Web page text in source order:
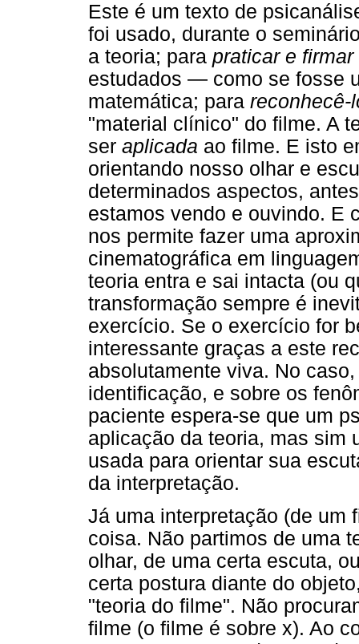
Este é um texto de
foi usado, durante o
a teoria; para praticar e firmar
estudados — como se fosse
matemática; para reconhecê-
"material clínico" do filme. A
ser aplicada ao filme. E isto
orientando nosso olhar e
determinados aspectos,
estamos vendo e ouvindo. E
nos permite fazer uma
cinematográfica em
teoria entra e sai intacta (ou
transformação sempre é
exercício. Se o exercício for
interessante graças a este
absolutamente viva. No
identificação, e sobre os
paciente espera-se que um
aplicação da teoria, mas sim
usada para orientar sua
da interpretação.
Já uma interpretação (de um
coisa. Não partimos de uma
olhar, de uma certa escuta,
certa postura diante do
"teoria do filme". Não
filme (o filme é sobre x). Ao